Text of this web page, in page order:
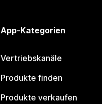
App-Kategorien
Vertriebskanäle
Produkte finden
Produkte verkaufen